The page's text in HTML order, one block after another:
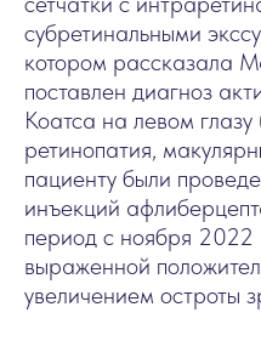
субретинальными
котором рассказала
поставлен диагноз
Коатса на левом
ретинопатия,
пациенту были
инъекций
период с ноября 2022
выраженной
увеличением остроты